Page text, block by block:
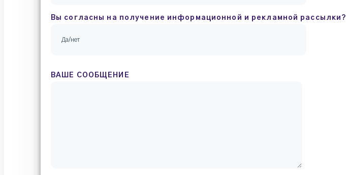
Вы согласны на получение информационной и рекламной рассылки?
ВАШЕ СООБЩЕНИЕ